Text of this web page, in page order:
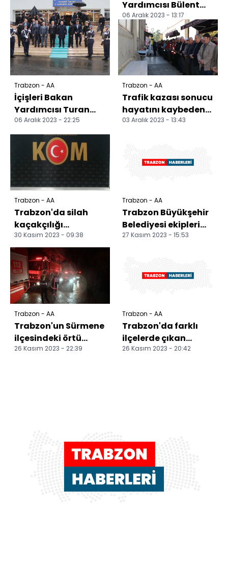
Trabzon - AA
İçişleri Bakan
Yardımcısı Turan
Trabzon'da konuştu:
06 Aralık 2023 - 22:25
Yardımcısı Bülent
Turan, şehit Eren
Bülbül'ün kabrini
ziyare...
06 Aralık 2023 - 13:17
Trabzon - AA
Trafik kazası sonucu
hayatını kaybeden
UMKE personelinin
03 Aralık 2023 - 13:43
Trabzon - AA
Trabzon'da silah
kaçakçılığı
operasyonunda 3
kişi yakalandı
30 Kasım 2023 - 09:38
Trabzon - AA
Trabzon Büyükşehir
Belediyesi ekipleri
fırtına nedeniyle 318
27 Kasım 2023 - 15:53
Trabzon - AA
Trabzon'un Sürmene
ilçesindeki örtü
yangını kontrol
26 Kasım 2023 - 22:39
Trabzon - AA
Trabzon'da farklı
ilçelerde çıkan
orman ve örtü
26 Kasım 2023 - 20:42